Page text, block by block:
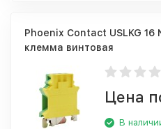
Phoenix Contact USLKG
клемма винтовая
Цена
В